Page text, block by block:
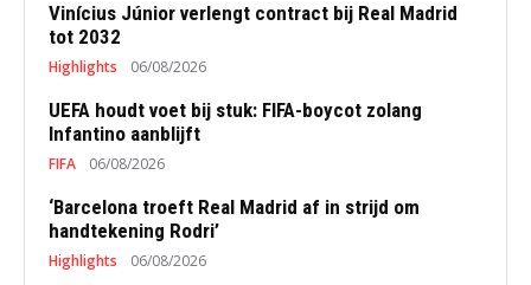
Vinícius Júnior verlengt contract bij Real Madrid
tot 2032
Highlights 06/08/2026
UEFA houdt voet bij stuk: FIFA-boycot zolang
Infantino aanblijft
FIFA 06/08/2026
‘Barcelona troeft Real Madrid af in strijd om
handtekening Rodri’
Highlights 06/08/2026